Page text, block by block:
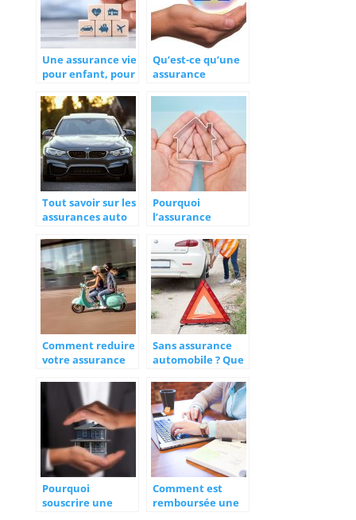
Une assurance vie
pour enfant, pour
meilleur
Qu’est-ce qu’une
assurance
Tout savoir sur les
assurances auto
Pourquoi
l’assurance
civile est un
élément
fondamental de
l’assurance
habitation ?
Comment reduire
votre assurance
Sans assurance
automobile ? Que
Pourquoi
souscrire une
Comment est
remboursée une